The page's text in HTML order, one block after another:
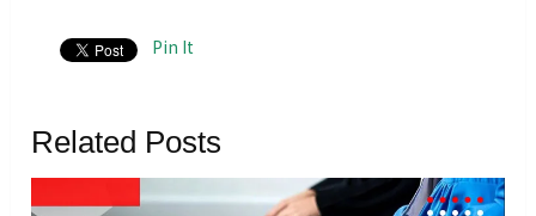
Pin It
Related Posts